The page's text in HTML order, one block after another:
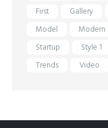
First
Gallery
Model
Modern
Startup
Style 1
Trends
Video